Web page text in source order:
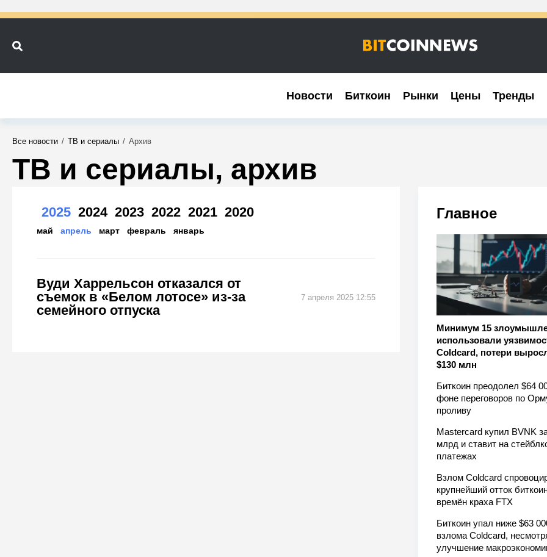
Новости Биткоин Рынки Цены Тренды
Новости Биткоин Рынки Цены Тренды
Все новости / ТВ и сериалы / Архив
ТВ и сериалы, архив
2025 2024 2023 2022 2021 2020
май апрель март февраль январь
Вуди Харрельсон отказался от
съемок в «Белом лотосе» из-за
семейного отпуска
7 апреля 2025 12:55
Главное
Минимум 15
использовали
Coldcard, потери
$130 млн
Биткоин преодолел $64
фоне переговоров по
проливу
Mastercard купил BVNK
млрд и ставит на
платежах
Взлом Coldcard
крупнейший отток
времён краха FTX
Биткоин упал ниже $63
взлома Coldcard,
улучшение